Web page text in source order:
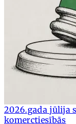
2026.gada jūlija
komerctiesībās